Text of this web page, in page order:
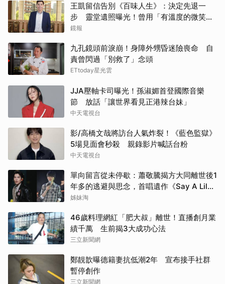
王凱留信告別《百味人生》：決定先退一
步 靈堂遺照曝光！曾用「有溫度的微笑」
祝賀母親節快樂
鏡報
九孔鏡頭前淚崩！身障外甥昏迷險喪命 自
責曾閃過「別救了」念頭
ETtoday星光雲
JJA壓軸卡司曝光！孫淑媚首登國際音樂
節 放話「讓世界看見正港辣台妹」
中天電視台
影/高橋文哉將訪台人氣炸裂！《藍色監獄》
5場見面會秒殺 親錄影片喊話台粉
中天電視台
單向留言從未停歇：蕭敬騰揭方大同離世後1
年多的逃避與思念，首唱遺作《Say A Lil
Something》
姊妹淘
46歲料理網紅「肥大叔」離世！直播創月業
績千萬 生前揭3大成功心法
三立新聞網
鄭靚歆曝德籍妻抗低潮2年 宣布接手社群
暫停創作
三立新聞網